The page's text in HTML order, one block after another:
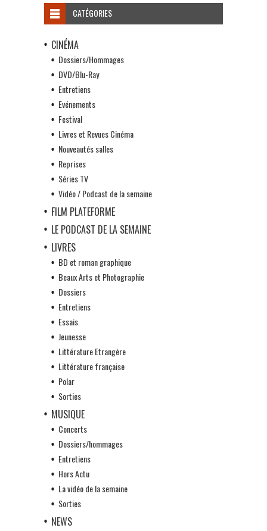
CATÉGORIES
CINÉMA
Dossiers/Hommages
DVD/Blu-Ray
Entretiens
Evénements
Festival
Livres et Revues Cinéma
Nouveautés salles
Reprises
Séries TV
Vidéo / Podcast de la semaine
FILM PLATEFORME
LE PODCAST DE LA SEMAINE
LIVRES
BD et roman graphique
Beaux Arts et Photographie
Dossiers
Entretiens
Essais
Jeunesse
Littérature Etrangère
Littérature française
Polar
Sorties
MUSIQUE
Concerts
Dossiers/hommages
Entretiens
Hors Actu
La vidéo de la semaine
Sorties
NEWS